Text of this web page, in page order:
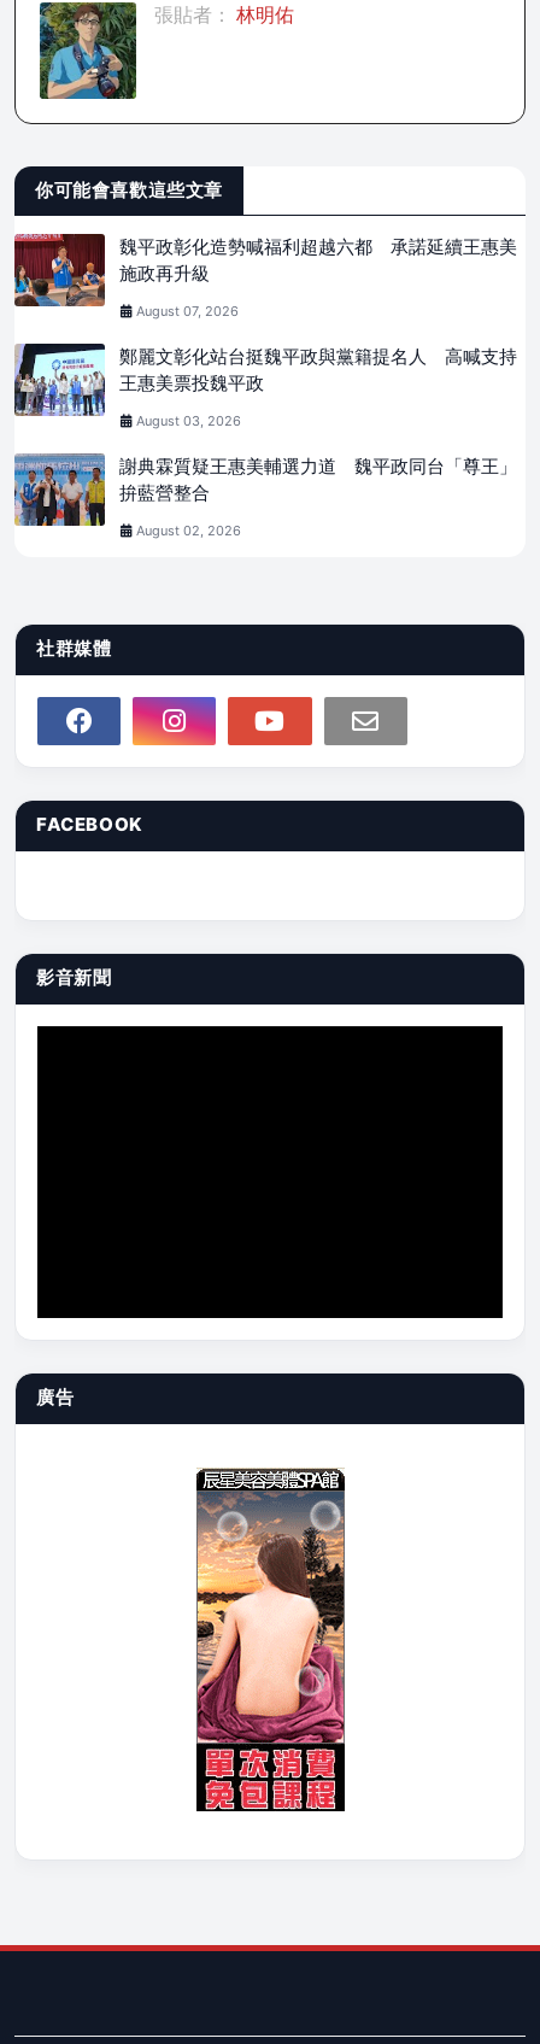
張貼者： 林明佑
你可能會喜歡這些文章
魏平政彰化造勢喊福利超越六都 承諾延續王惠美
施政再升級
August 07, 2026
鄭麗文彰化站台挺魏平政與黨籍提名人 高喊支持
王惠美票投魏平政
August 03, 2026
謝典霖質疑王惠美輔選力道 魏平政同台「尊王」
拚藍營整合
August 02, 2026
社群媒體
FACEBOOK
影音新聞
廣告